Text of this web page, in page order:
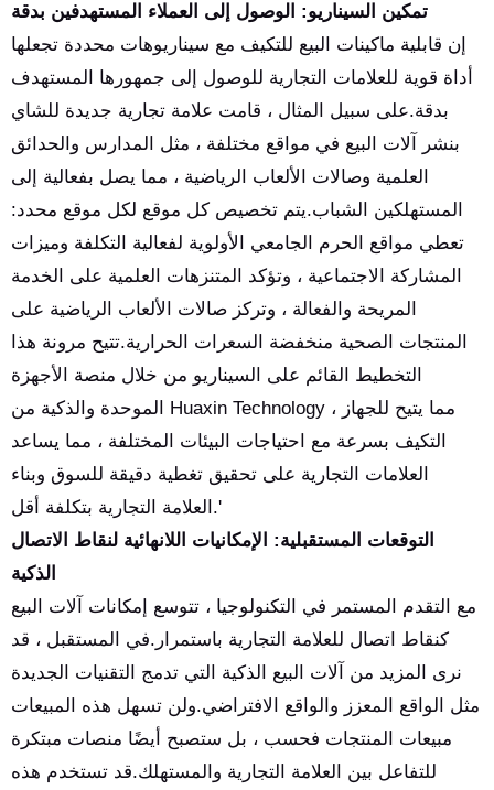
تمكين السيناريو: الوصول إلى العملاء المستهدفين بدقة
إن قابلية ماكينات البيع للتكيف مع سيناريوهات محددة تجعلها
أداة قوية للعلامات التجارية للوصول إلى جمهورها المستهدف
بدقة.على سبيل المثال ، قامت علامة تجارية جديدة للشاي
بنشر آلات البيع في مواقع مختلفة ، مثل المدارس والحدائق
العلمية وصالات الألعاب الرياضية ، مما يصل بفعالية إلى
المستهلكين الشباب.يتم تخصيص كل موقع لكل موقع محدد:
تعطي مواقع الحرم الجامعي الأولوية لفعالية التكلفة وميزات
المشاركة الاجتماعية ، وتؤكد المتنزهات العلمية على الخدمة
المريحة والفعالة ، وتركز صالات الألعاب الرياضية على
المنتجات الصحية منخفضة السعرات الحرارية.تتيح مرونة هذا
التخطيط القائم على السيناريو من خلال منصة الأجهزة
الموحدة والذكية من Huaxin Technology ، مما يتيح للجهاز
التكيف بسرعة مع احتياجات البيئات المختلفة ، مما يساعد
العلامات التجارية على تحقيق تغطية دقيقة للسوق وبناء
العلامة التجارية بتكلفة أقل.'
التوقعات المستقبلية: الإمكانيات اللانهائية لنقاط الاتصال
الذكية
مع التقدم المستمر في التكنولوجيا ، تتوسع إمكانات آلات البيع
كنقاط اتصال للعلامة التجارية باستمرار.في المستقبل ، قد
نرى المزيد من آلات البيع الذكية التي تدمج التقنيات الجديدة
مثل الواقع المعزز والواقع الافتراضي.ولن تسهل هذه المبيعات
مبيعات المنتجات فحسب ، بل ستصبح أيضًا منصات مبتكرة
للتفاعل بين العلامة التجارية والمستهلك.قد تستخدم هذه